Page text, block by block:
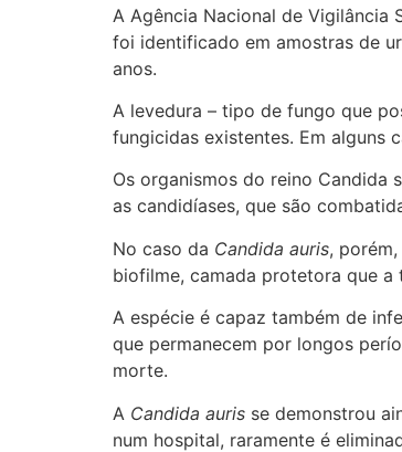
A Agência Nacional de Vigilância
foi identificado em amostras de
anos.
A levedura – tipo de fungo que
fungicidas existentes. Em alguns
Os organismos do reino Candida
as candidíases, que são
No caso da Candida auris,
biofilme, camada protetora que
A espécie é capaz também de
que permanecem por longos
morte.
A Candida auris se demonstrou
num hospital, raramente é